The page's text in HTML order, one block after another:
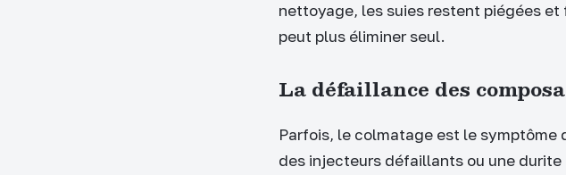
nettoyage, les suies restent piégées
peut plus éliminer seul.
La défaillance des
Parfois, le colmatage est le symptôme
des injecteurs défaillants ou une